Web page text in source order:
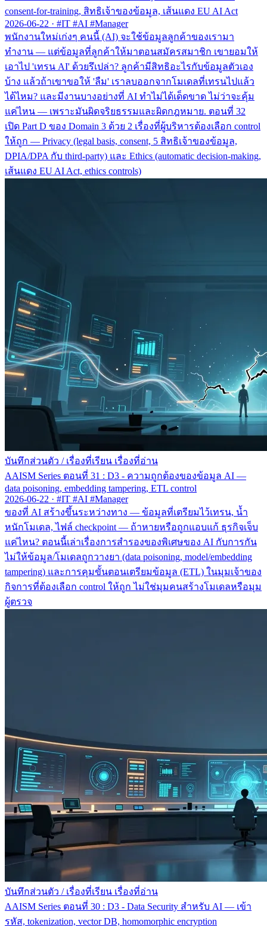
consent-for-training, สิทธิเจ้าของข้อมูล, เส้นแดง EU AI Act
2026-06-22 · #IT #AI #Manager
พนักงานใหม่เก่งๆ คนนี้ (AI) จะใช้ข้อมูลลูกค้าของเรามา
ทำงาน — แต่ข้อมูลที่ลูกค้าให้มาตอนสมัครสมาชิก เขายอมให้
เอาไป 'เทรน AI' ด้วยรึเปล่า? ลูกค้ามีสิทธิอะไรกับข้อมูลตัวเอง
บ้าง แล้วถ้าเขาขอให้ 'ลืม' เราลบออกจากโมเดลที่เทรนไปแล้ว
ได้ไหม? และมีงานบางอย่างที่ AI ทำไม่ได้เด็ดขาด ไม่ว่าจะคุ้ม
แค่ไหน — เพราะมันผิดจริยธรรมและผิดกฎหมาย. ตอนที่ 32
เปิด Part D ของ Domain 3 ด้วย 2 เรื่องที่ผู้บริหารต้องเลือก control
ให้ถูก — Privacy (legal basis, consent, 5 สิทธิเจ้าของข้อมูล,
DPIA/DPA กับ third-party) และ Ethics (automatic decision-making,
เส้นแดง EU AI Act, ethics controls)
บันทึกส่วนตัว / เรื่องที่เรียน เรื่องที่อ่าน
AAISM Series ตอนที่ 31 : D3 - ความถูกต้องของข้อมูล AI —
data poisoning, embedding tampering, ETL control
2026-06-22 · #IT #AI #Manager
ของที่ AI สร้างขึ้นระหว่างทาง — ข้อมูลที่เตรียมไว้เทรน, น้ำ
หนักโมเดล, ไฟล์ checkpoint — ถ้าหายหรือถูกแอบแก้ ธุรกิจเจ็บ
แค่ไหน? ตอนนี้เล่าเรื่องการสำรองของพิเศษของ AI กับการกัน
ไม่ให้ข้อมูล/โมเดลถูกวางยา (data poisoning, model/embedding
tampering) และการคุมขั้นตอนเตรียมข้อมูล (ETL) ในมุมเจ้าของ
กิจการที่ต้องเลือก control ให้ถูก ไม่ใช่มุมคนสร้างโมเดลหรือมุม
ผู้ตรวจ
บันทึกส่วนตัว / เรื่องที่เรียน เรื่องที่อ่าน
AAISM Series ตอนที่ 30 : D3 - Data Security สำหรับ AI — เข้า
รหัส, tokenization, vector DB, homomorphic encryption